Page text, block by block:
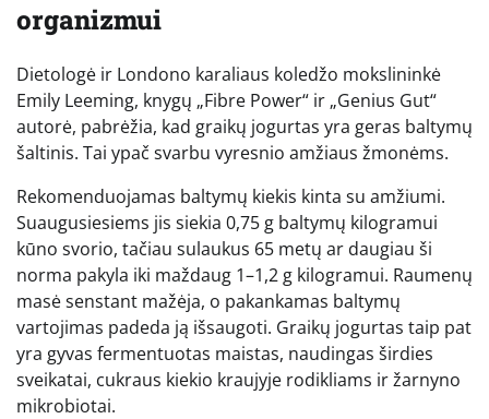
organizmui
Dietologė ir Londono karaliaus koledžo mokslininkė
Emily Leeming, knygų „Fibre Power“ ir „Genius Gut“
autorė, pabrėžia, kad graikų jogurtas yra geras baltymų
šaltinis. Tai ypač svarbu vyresnio amžiaus žmonėms.
Rekomenduojamas baltymų kiekis kinta su amžiumi.
Suaugusiesiems jis siekia 0,75 g baltymų kilogramui
kūno svorio, tačiau sulaukus 65 metų ar daugiau ši
norma pakyla iki maždaug 1–1,2 g kilogramui. Raumenų
masė senstant mažėja, o pakankamas baltymų
vartojimas padeda ją išsaugoti. Graikų jogurtas taip pat
yra gyvas fermentuotas maistas, naudingas širdies
sveikatai, cukraus kiekio kraujyje rodikliams ir žarnyno
mikrobiotai.